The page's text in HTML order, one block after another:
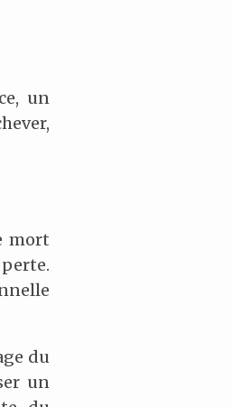
un
mort
du
un